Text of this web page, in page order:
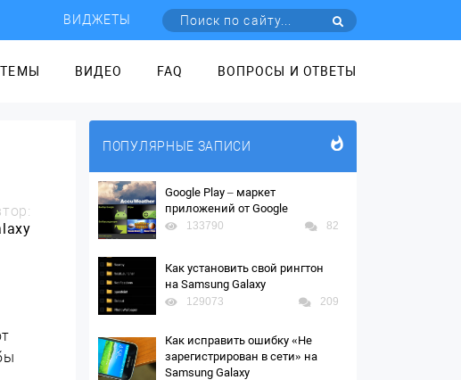
ВИДЖЕТЫ
ТЕМЫ ВИДЕО FAQ ВОПРОСЫ И ОТВЕТЫ
ПОПУЛЯРНЫЕ ЗАПИСИ
Google Play – маркет
приложений от Google
133790 82
Как установить свой рингтон
на Samsung Galaxy
129073 209
Как исправить ошибку «Не
зарегистрирован в сети» на
Samsung Galaxy